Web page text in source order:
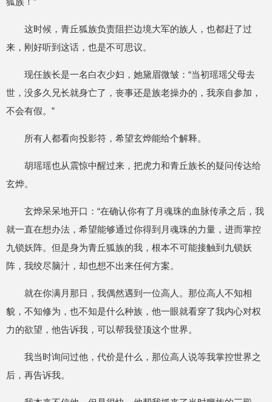
这时候，青丘狐族负责阻拦边境大军的族人，也都赶了过
来，刚好听到这话，也是不可思议。
现任族长是一名白衣少妇，她黛眉微皱：“当初瑶瑶父母去
世，没多久兄长就身亡了，丧事还是族老操办的，我亲自参加，
不会有假。”
所有人都看向投影符，希望玄烨能给个解释。
胡瑶瑶也从震惊中醒过来，把虎力和青丘族长的疑问传达给
玄烨。
玄烨呆呆地开口：“在确认你有了月魂珠的血脉传承之后，我
就一直在想办法，希望能够通过你得到月魂珠的力量，进而掌控
九锁妖阵。但是身为青丘狐族的我，根本不可能接触到九锁妖
阵，我绞尽脑汁，却也想不出来任何方案。
就在你满月那日，我偶然遇到一位高人。那位高人不知相
貌，不知修为，也不知是什么种族，他一眼就看穿了我内心对权
力的欲望，他告诉我，可以帮我登顶这个世界。
我当时询问过他，代价是什么，那位高人说等我掌控世界之
后，再告诉我。